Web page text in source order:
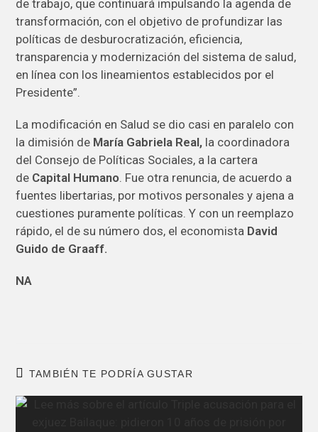
de trabajo, que continuará impulsando la agenda de
transformación, con el objetivo de profundizar las
políticas de desburocratización, eficiencia,
transparencia y modernización del sistema de salud,
en línea con los lineamientos establecidos por el
Presidente”.
La modificación en Salud se dio casi en paralelo con
la dimisión de María Gabriela Real, la coordinadora
del Consejo de Políticas Sociales, a la cartera
de Capital Humano. Fue otra renuncia, de acuerdo a
fuentes libertarias, por motivos personales y ajena a
cuestiones puramente políticas. Y con un reemplazo
rápido, el de su número dos, el economista David
Guido de Graaff.
NA
TAMBIÉN TE PODRÍA GUSTAR